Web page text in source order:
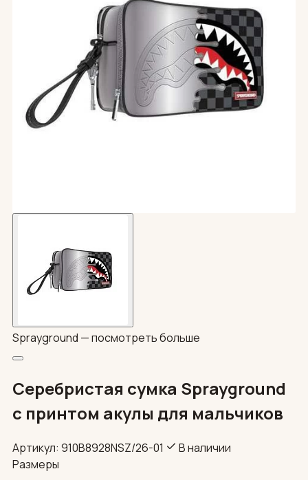
Sprayground —посмотреть больше
Серебристая сумка Sprayground
с принтом акулы для мальчиков
Артикул: 910B8928NSZ/26-01
В наличии
Размеры